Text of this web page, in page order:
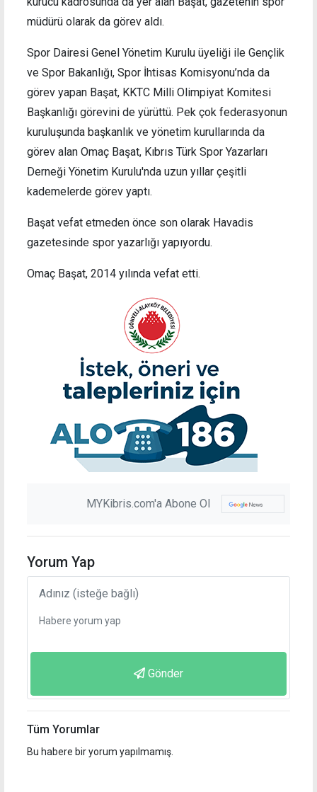
müdürü olarak da görev aldı.
Spor Dairesi Genel Yönetim Kurulu üyeliği ile Gençlik
ve Spor Bakanlığı, Spor İhtisas Komisyonu’nda da
görev yapan Başat, KKTC Milli Olimpiyat Komitesi
Başkanlığı görevini de yürüttü. Pek çok federasyonun
kuruluşunda başkanlık ve yönetim kurullarında da
görev alan Omaç Başat, Kıbrıs Türk Spor Yazarları
Derneği Yönetim Kurulu'nda uzun yıllar çeşitli
kademelerde görev yaptı.
Başat vefat etmeden önce son olarak Havadis
gazetesinde spor yazarlığı yapıyordu.
Omaç Başat, 2014 yılında vefat etti.
MYKibris.com'a Abone Ol
Yorum Yap
Gönder
Tüm Yorumlar
Bu habere bir yorum yapılmamış.